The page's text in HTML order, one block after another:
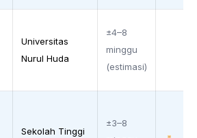
Universitas
Nurul Huda
±4–8
minggu
(estimasi)
Sekolah Tinggi
±3–8